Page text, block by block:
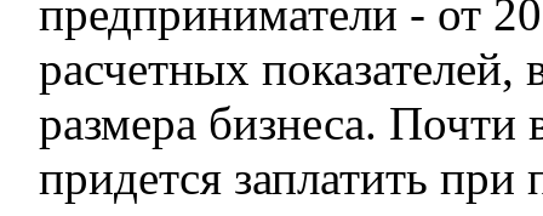
предприниматели - от
расчетных показателей,
размера бизнеса. Почти
придется заплатить при